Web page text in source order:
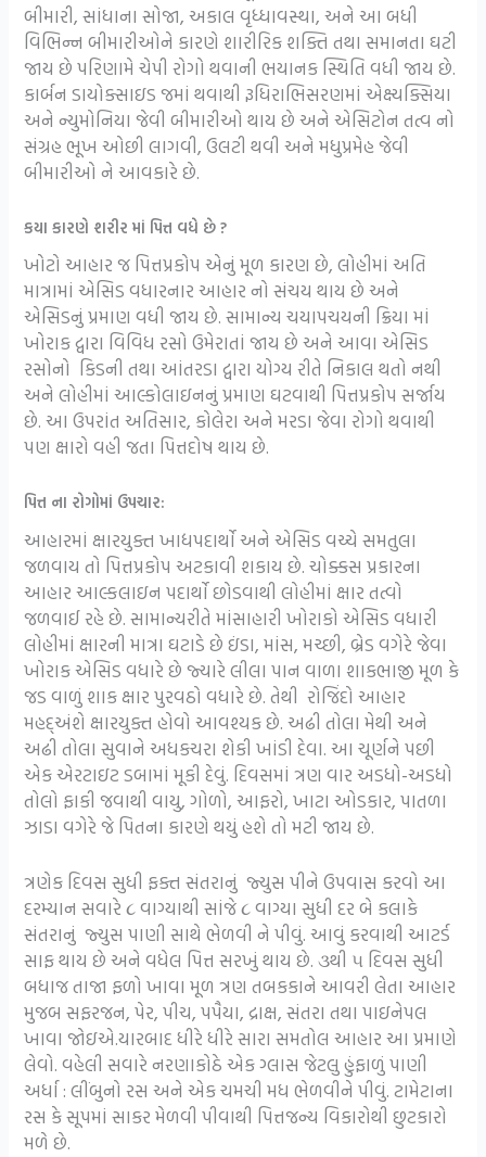
બીમારી, સાંધાના સોજા, અકાલ વૃધ્ધાવસ્થા, અને આ બધી
વિભિન્ન બીમારીઓને કારણે શારીરિક શક્તિ તથા સમાનતા ઘટી
જાય છે પરિણામે ચેપી રોગો થવાની ભયાનક સ્થિતિ વધી જાય છે.
કાર્બન ડાયોક્સાઇડ જમાં થવાથી રૂધિરાભિસરણમાં એક્ષ્યક્સિયા
અને ન્યુમોનિયા જેવી બીમારીઓ થાય છે અને એસિટોન તત્વ નો
સંગ્રહ ભૂખ ઓછી લાગવી, ઉલટી થવી અને મધુપ્રમેહ જેવી
બીમારીઓ ને આવકારે છે.
કયા કારણે શરીર માં પિત્ત વધે છે ?
ખોટો આહાર જ પિત્તપ્રકોપ એનું મૂળ કારણ છે, લોહીમાં અતિ
માત્રામાં એસિડ વધારનાર આહાર નો સંચય થાય છે અને
એસિડનું પ્રમાણ વધી જાય છે. સામાન્ય ચયાપચયની ક્રિયા માં
ખોરાક દ્વારા વિવિધ રસો ઉમેરાતાં જાય છે અને આવા એસિડ
રસોનો કિડની તથા આંતરડા દ્વારા યોગ્ય રીતે નિકાલ થતો નથી
અને લોહીમાં આલ્કોલાઇનનું પ્રમાણ ઘટવાથી પિત્તપ્રકોપ સર્જાય
છે. આ ઉપરાંત અતિસાર, કોલેરા અને મરડા જેવા રોગો થવાથી
પણ ક્ષારો વહી જતા પિત્તદોષ થાય છે.
પિત્ત ના રોગોમાં ઉપચાર:
આહારમાં ક્ષારયુક્ત ખાદ્યપદાર્થો અને એસિડ વચ્ચે સમતુલા
જળવાય તો પિત્તપ્રકોપ અટકાવી શકાય છે. ચોક્કસ પ્રકારના
આહાર આલ્કલાઇન પદાર્થો છોડવાથી લોહીમાં ક્ષાર તત્વો
જળવાઈ રહે છે. સામાન્યરીતે માંસાહારી ખોરાકો એસિડ વધારી
લોહીમાં ક્ષારની માત્રા ઘટાડે છે ઇંડા, માંસ, મચ્છી, બ્રેડ વગેરે જેવા
ખોરાક એસિડ વધારે છે જ્યારે લીલા પાન વાળા શાકભાજી મૂળ કે
જડ વાળું શાક ક્ષાર પુરવઠો વધારે છે. તેથી રોજિંદો આહાર
મહદ્અંશે ક્ષારયુક્ત હોવો આવશ્યક છે. અઢી તોલા મેથી અને
અઢી તોલા સુવાને અધકચરા શેકી ખાંડી દેવા. આ ચૂર્ણને પછી
એક એરટાઇટ ડબામાં મૂકી દેવું. દિવસમાં ત્રણ વાર અડધો-અડધો
તોલો ફાકી જવાથી વાયુ, ગોળો, આફરો, ખાટા ઓડકાર, પાતળા
ઝાડા વગેરે જે પિતના કારણે થયું હશે તો મટી જાય છે.
ત્રણેક દિવસ સુધી ફક્ત સંતરાનું જ્યુસ પીને ઉપવાસ કરવો આ
દરમ્યાન સવારે ૮ વાગ્યાથી સાંજે ૮ વાગ્યા સુધી દર બે કલાકે
સંતરાનું જ્યુસ પાણી સાથે ભેળવી ને પીવું. આવું કરવાથી આટર્ડ
સાફ થાય છે અને વધેલ પિત્ત સરખું થાય છે. ૩થી ૫ દિવસ સુધી
બધાજ તાજા ફળો ખાવા મૂળ ત્રણ તબકકાને આવરી લેતા આહાર
મુજબ સફરજન, પેર, પીચ, પપૈયા, દ્રાક્ષ, સંતરા તથા પાઇનેપલ
ખાવા જોઇએ.યારબાદ ધીરે ધીરે સારા સમતોલ આહાર આ પ્રમાણે
લેવો. વહેલી સવારે નરણાકોઠે એક ગ્લાસ જેટલુ હુંફાળું પાણી
અર્ધા : લીંબુનો રસ અને એક ચમચી મધ ભેળવીને પીવું. ટામેટાના
રસ કે સૂપમાં સાકર મેળવી પીવાથી પિત્તજન્ય વિકારોથી છુટકારો
મળે છે.